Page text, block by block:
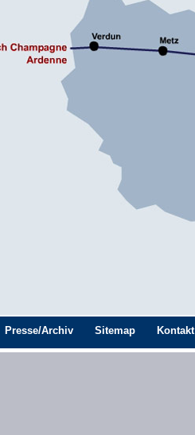
Presse/Archiv Sitemap Kontakt